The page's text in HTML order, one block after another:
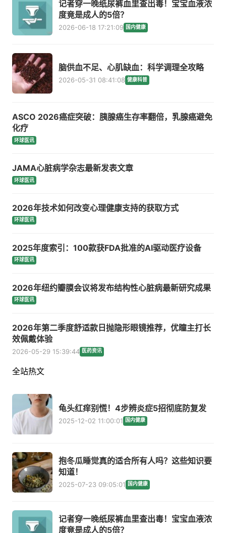
记者穿一晚纸尿裤血里查出毒！宝宝血液浓
度竟是成人的5倍？
2026-06-18 17:21:09 国内健康
脑供血不足、心肌缺血：科学调理全攻略
2026-05-31 08:41:08 健康科普
ASCO 2026癌症突破：胰腺癌生存率翻倍，乳腺癌避免
化疗
环球医讯
JAMA心脏病学杂志最新发表文章
环球医讯
2026年技术如何改变心理健康支持的获取方式
环球医讯
2025年度索引：100款获FDA批准的AI驱动医疗设备
环球医讯
2026年纽约瓣膜会议将发布结构性心脏病最新研究成果
环球医讯
2026年第二季度舒适款日抛隐形眼镜推荐，优瞳主打长
效佩戴体验
2026-05-29 15:39:44 医药资讯
全站热文
龟头红痒别慌！4步辨炎症5招彻底防复发
2025-12-02 11:00:01 国内健康
抱冬瓜睡觉真的适合所有人吗？这些知识要
知道！
2025-07-23 09:05:01 国内健康
记者穿一晚纸尿裤血里查出毒！宝宝血液浓
度竟是成人的5倍？